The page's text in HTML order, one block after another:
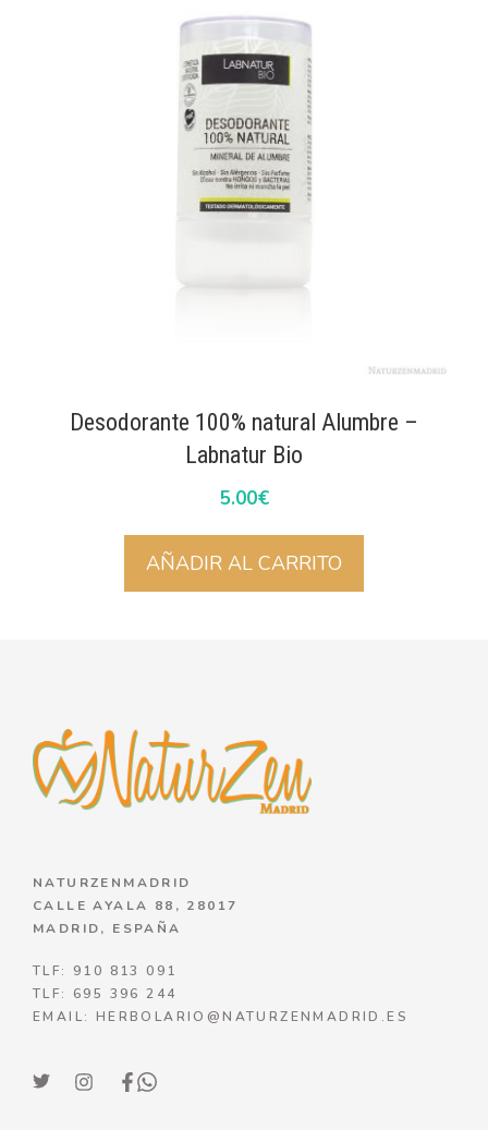
Desodorante 100% natural Alumbre –
Labnatur Bio
5.00€
AÑADIR AL CARRITO
NATURZENMADRID
CALLE AYALA 88, 28017
MADRID, ESPAÑA
TLF: 910 813 091
TLF: 695 396 244
EMAIL: HERBOLARIO@NATURZENMADRID.ES